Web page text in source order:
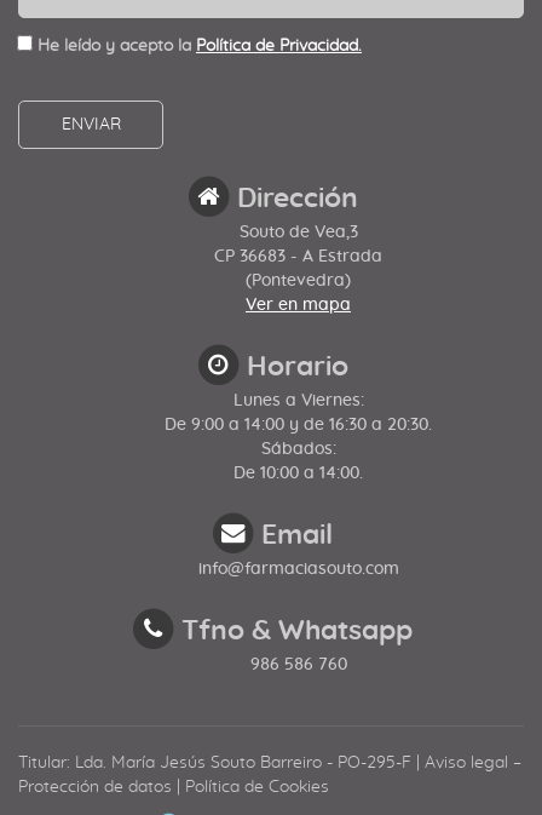
He leído y acepto la Política de Privacidad.
Dirección
Souto de Vea,3
CP 36683 - A Estrada
(Pontevedra)
Ver en mapa
Horario
Lunes a Viernes:
De 9:00 a 14:00 y de 16:30 a 20:30.
Sábados:
De 10:00 a 14:00.
Email
info@farmaciasouto.com
Tfno & Whatsapp
986 586 760
Titular: Lda. María Jesús Souto Barreiro - PO-295-F | Aviso legal –
Protección de datos
Política de Cookies